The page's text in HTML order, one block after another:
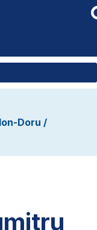
Doru /